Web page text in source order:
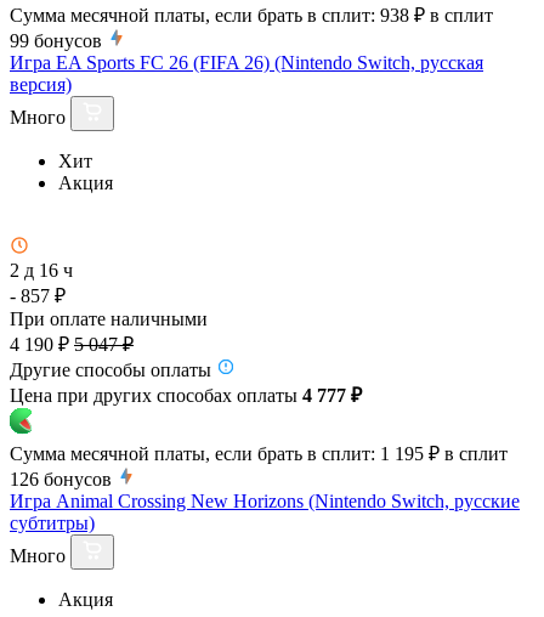
Сумма месячной платы, если брать в сплит: 938 ₽ в сплит
99 бонусов
Игра EA Sports FC 26 (FIFA 26) (Nintendo Switch, русская
версия)
Много
Хит
Акция
2 д 16 ч
- 857 ₽
При оплате наличными
4 190 ₽ 5 047 ₽
Другие способы оплаты
Цена при других способах оплаты 4 777 ₽
Сумма месячной платы, если брать в сплит: 1 195 ₽ в сплит
126 бонусов
Игра Animal Crossing New Horizons (Nintendo Switch, русские
субтитры)
Много
Акция